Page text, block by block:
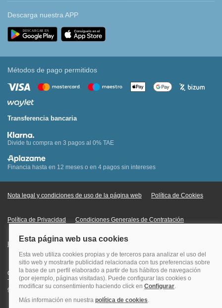
Descarga nuestra APP
Métodos de pago permitidos
Transferencia bancaria
Divide tu compra en 3 pagos al 0% TAE
Financia hasta en 12 meses o en 4 pagos sin intereses
Nota legal y condiciones de uso de la página web Política de Cookies
Política de Privacidad Condiciones Generales de Contratación
Información Legal sobre Mercados en Línea
Quehoteles.com - Especialistas en hoteles © Copyright Veturis Travel S.A.
Todos los derechos reservados. Autorización nº I-AV0000879.4 Tel: +34
915759999